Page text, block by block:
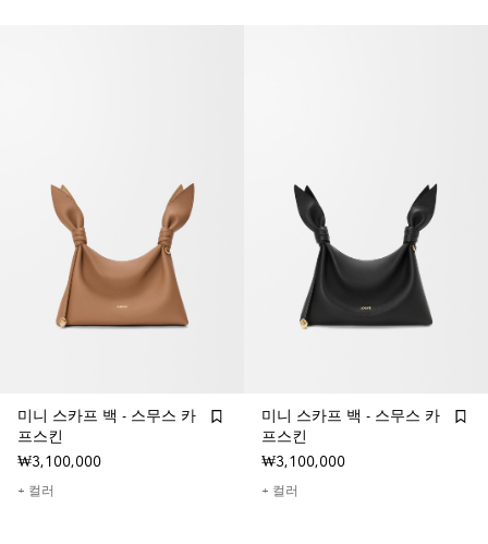
미니 스카프 백 - 스무스 카
프스킨
₩3,100,000
+ 컬러
미니 스카프 백 - 스무스 카
프스킨
₩3,100,000
+ 컬러